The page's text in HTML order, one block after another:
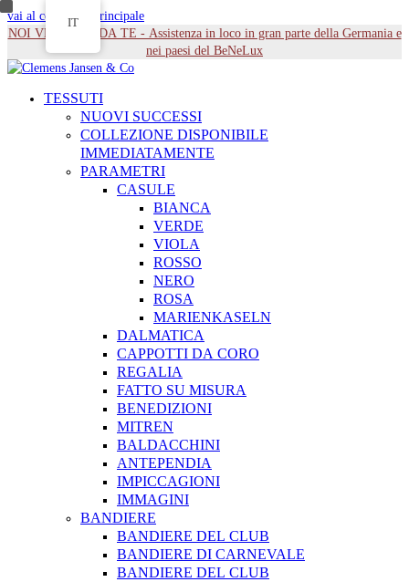
vai al contenuto principale
NOI VENIAMO DA TE - Assistenza in loco in gran parte della Germania e
nei paesi del BeNeLux
TESSUTI
NUOVI SUCCESSI
COLLEZIONE DISPONIBILE
IMMEDIATAMENTE
PARAMETRI
CASULE
BIANCA
VERDE
VIOLA
ROSSO
NERO
ROSA
MARIENKASELN
DALMATICA
CAPPOTTI DA CORO
REGALIA
FATTO SU MISURA
BENEDIZIONI
MITREN
BALDACCHINI
ANTEPENDIA
IMPICCAGIONI
IMMAGINI
BANDIERE
BANDIERE DEL CLUB
BANDIERE DI CARNEVALE
BANDIERE DEL CLUB
IT